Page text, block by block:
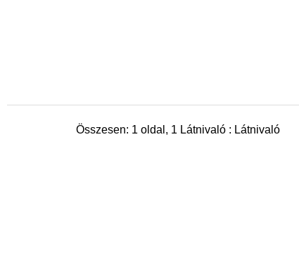
Összesen: 1 oldal, 1 Látnivaló : Látnivaló